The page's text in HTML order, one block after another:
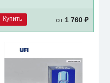
Купить от1 760 ₽